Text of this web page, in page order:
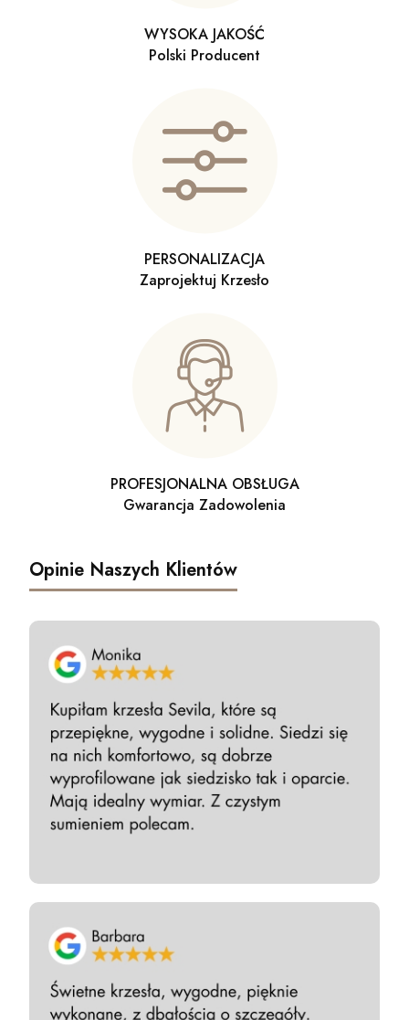
WYSOKA JAKOŚĆ
Polski Producent
PERSONALIZACJA
Zaprojektuj Krzesło
PROFESJONALNA OBSŁUGA
Gwarancja Zadowolenia
Opinie Naszych Klientów